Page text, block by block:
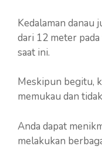
Kedalaman danau
dari 12 meter
saat ini.
Meskipun begitu,
memukau dan
Anda dapat
melakukan